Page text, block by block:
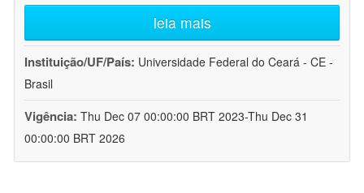
leia mais
Instituição/UF/País: Universidade Federal do Ceará - CE -
Brasil
Vigência: Thu Dec 07 00:00:00 BRT 2023-Thu Dec 31
00:00:00 BRT 2026